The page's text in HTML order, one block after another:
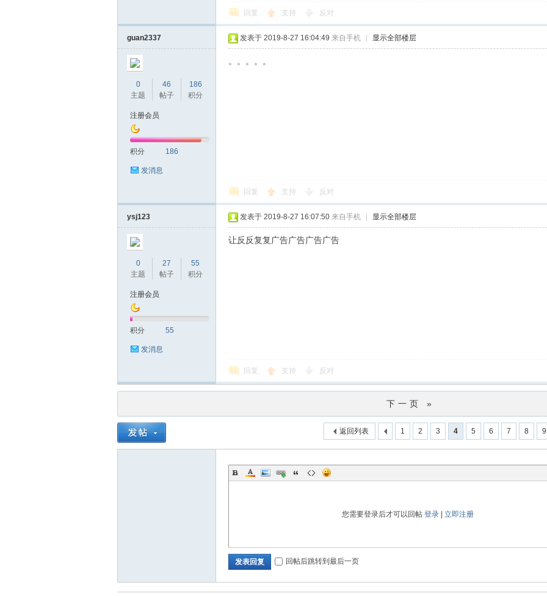
圳
品
回复 支持 反对
guan2337
0
主题
46
帖子
186
积分
注册会员
积分 186
发消息
发表于 2019-8-27 16:04:49 来自手机 显示全部楼层
。。。。。
回复 支持 反对
ysj123
0
主题
27
帖子
55
积分
注册会员
积分 55
发消息
发表于 2019-8-27 16:07:50 来自手机 显示全部楼层
让反反复复广告广告广告广告
回复 支持 反对
下一页 »
1 2 3 4 5 6 7 8 9
返回列表
您需要登录后才可以回帖 登录| 立即注册
发表回复 回帖后跳转到最后一页